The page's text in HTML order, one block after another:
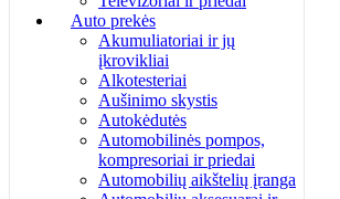
Auto prekės
Akumuliatoriai ir jų
įkrovikliai
Alkotesteriai
Aušinimo skystis
Autokėdutės
Automobilinės pompos,
kompresoriai ir priedai
Automobilių aikštelių įranga